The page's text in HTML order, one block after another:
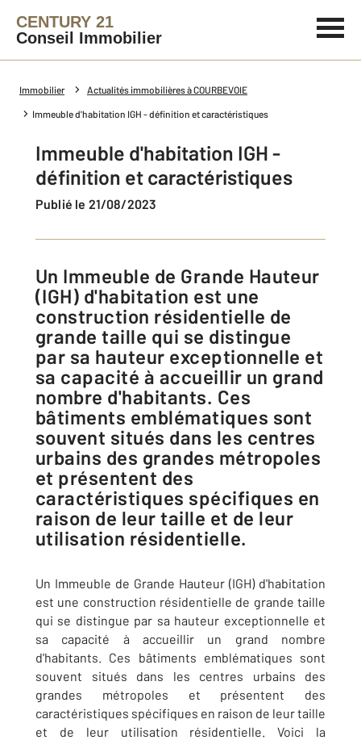
CENTURY 21
Conseil Immobilier
Immobilier Actualités immobilières à COURBEVOIE
Immeuble d'habitation IGH - définition et caractéristiques
Immeuble d'habitation IGH -
définition et caractéristiques
Publié le 21/08/2023
Un Immeuble de Grande Hauteur
(IGH) d'habitation est une
construction résidentielle de
grande taille qui se distingue
par sa hauteur exceptionnelle et
sa capacité à accueillir un grand
nombre d'habitants. Ces
bâtiments emblématiques sont
souvent situés dans les centres
urbains des grandes métropoles
et présentent des
caractéristiques spécifiques en
raison de leur taille et de leur
utilisation résidentielle.
Un Immeuble de Grande Hauteur (IGH) d'habitation
est une construction résidentielle de grande taille
qui se distingue par sa hauteur exceptionnelle et
sa capacité à accueillir un grand nombre
d'habitants. Ces bâtiments emblématiques sont
souvent situés dans les centres urbains des
grandes métropoles et présentent des
caractéristiques spécifiques en raison de leur taille
et de leur utilisation résidentielle. Voici la